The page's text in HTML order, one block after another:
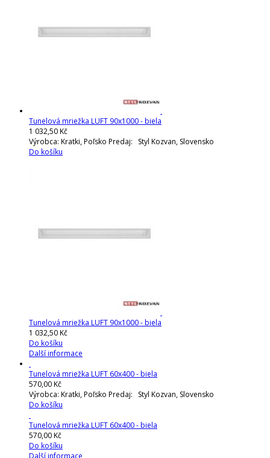
Tunelová mriežka LUFT 90x1000 - biela
1 032,50 Kč
Výrobca: Kratki, Poľsko Predaj: Styl Kozvan, Slovensko
Do košíku
Tunelová mriežka LUFT 90x1000 - biela
1 032,50 Kč
Do košíku
Další informace
Tunelová mriežka LUFT 60x400 - biela
570,00 Kč
Výrobca: Kratki, Poľsko Predaj: Styl Kozvan, Slovensko
Do košíku
Tunelová mriežka LUFT 60x400 - biela
570,00 Kč
Do košíku